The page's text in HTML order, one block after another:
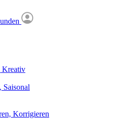
Kreativ
Saisonal
Korrigieren